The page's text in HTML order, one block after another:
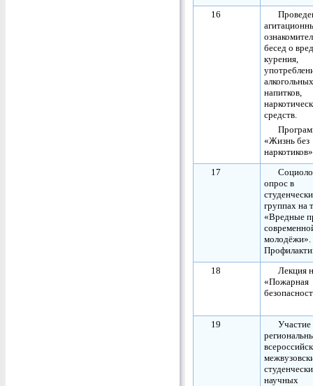
16
бесед о
курения,
алкогольных
напитков,
средств.
«Жизнь без
наркотиков»
17
опрос в
группах на
«Вредные
молодёжи».
18
Лекция
«Пожарная
19
Участие
научных